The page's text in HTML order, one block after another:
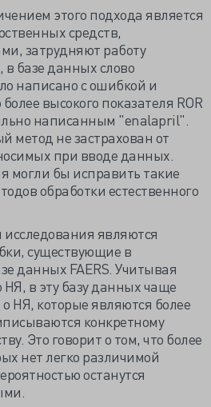
этого подхода является
средств,
затрудняют работу
базе данных слово
написано с ошибкой и
высокого показателя ROR
написанным "enalapril".
метод не застрахован от
при вводе данных.
могли бы исправить такие
обработки естественного
являются
существующие в
данных FAERS. Учитывая
в эту базу данных чаще
НЯ, которые являются более
конкретному
Это говорит о том, что более
нет легко различимой
останутся